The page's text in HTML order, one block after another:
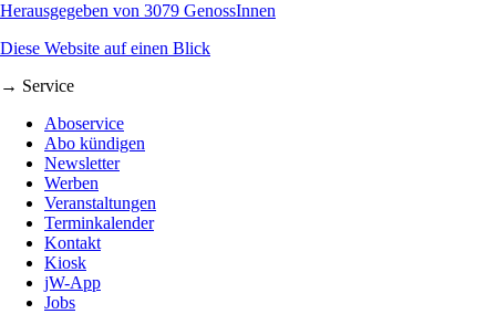
Herausgegeben von 3079 GenossInnen
Diese Website auf einen Blick
→ Service
Aboservice
Abo kündigen
Newsletter
Werben
Veranstaltungen
Terminkalender
Kontakt
Kiosk
jW-App
Jobs